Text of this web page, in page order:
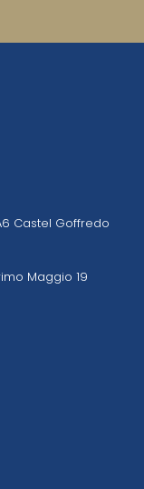
Castel Goffredo
Maggio 19